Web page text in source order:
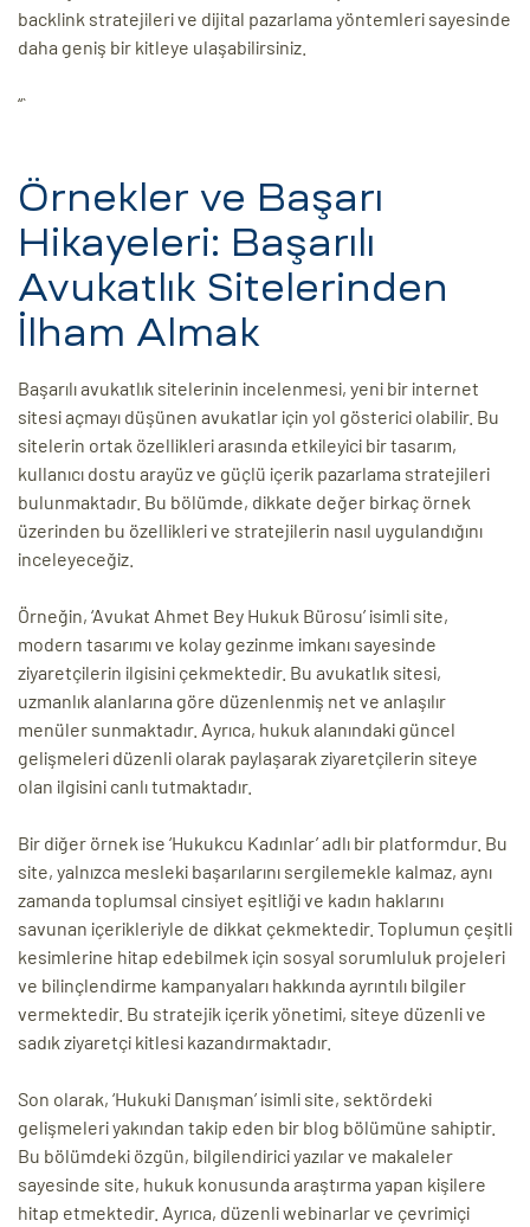
backlink stratejileri ve dijital pazarlama yöntemleri sayesinde
daha geniş bir kitleye ulaşabilirsiniz.
“`
Örnekler ve Başarı
Hikayeleri: Başarılı
Avukatlık Sitelerinden
İlham Almak
Başarılı avukatlık sitelerinin incelenmesi, yeni bir internet
sitesi açmayı düşünen avukatlar için yol gösterici olabilir. Bu
sitelerin ortak özellikleri arasında etkileyici bir tasarım,
kullanıcı dostu arayüz ve güçlü içerik pazarlama stratejileri
bulunmaktadır. Bu bölümde, dikkate değer birkaç örnek
üzerinden bu özellikleri ve stratejilerin nasıl uygulandığını
inceleyeceğiz.
Örneğin, ‘Avukat Ahmet Bey Hukuk Bürosu’ isimli site,
modern tasarımı ve kolay gezinme imkanı sayesinde
ziyaretçilerin ilgisini çekmektedir. Bu avukatlık sitesi,
uzmanlık alanlarına göre düzenlenmiş net ve anlaşılır
menüler sunmaktadır. Ayrıca, hukuk alanındaki güncel
gelişmeleri düzenli olarak paylaşarak ziyaretçilerin siteye
olan ilgisini canlı tutmaktadır.
Bir diğer örnek ise ‘Hukukcu Kadınlar’ adlı bir platformdur. Bu
site, yalnızca mesleki başarılarını sergilemekle kalmaz, aynı
zamanda toplumsal cinsiyet eşitliği ve kadın haklarını
savunan içerikleriyle de dikkat çekmektedir. Toplumun çeşitli
kesimlerine hitap edebilmek için sosyal sorumluluk projeleri
ve bilinçlendirme kampanyaları hakkında ayrıntılı bilgiler
vermektedir. Bu stratejik içerik yönetimi, siteye düzenli ve
sadık ziyaretçi kitlesi kazandırmaktadır.
Son olarak, ‘Hukuki Danışman’ isimli site, sektördeki
gelişmeleri yakından takip eden bir blog bölümüne sahiptir.
Bu bölümdeki özgün, bilgilendirici yazılar ve makaleler
sayesinde site, hukuk konusunda araştırma yapan kişilere
hitap etmektedir. Ayrıca, düzenli webinarlar ve çevrimiçi